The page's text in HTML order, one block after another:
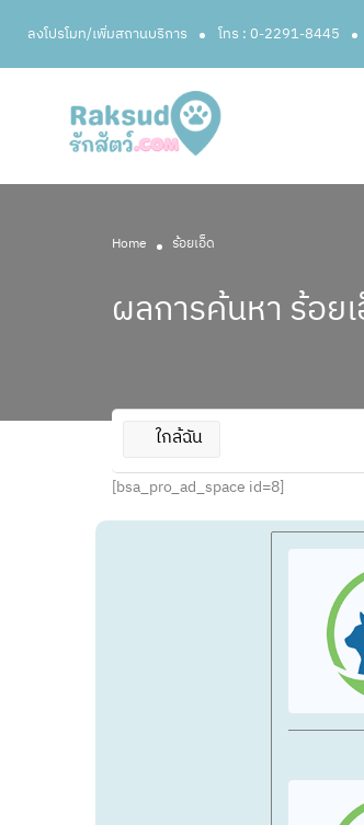
ลงโปรโมท/เพิ่มสถานบริการ โทร : 0-2291-8445
Home ร้อยเอ็ด
ผลการค้นหา ร้อย
ใกล้ฉัน
[bsa_pro_ad_space id=8]